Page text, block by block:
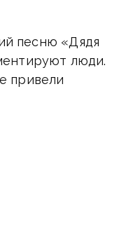
песню «Дядя
люди.
привели